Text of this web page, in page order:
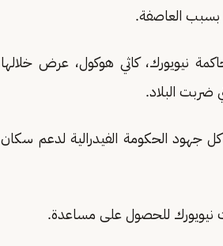
بسبب العاصفة.
نيويورك، كاثي هوكول، عرض خلالها
ضربت البلاد.
كل جهود الحكومة الفيدرالية لدعم سكان
نيويورك للحصول على مساعدة.